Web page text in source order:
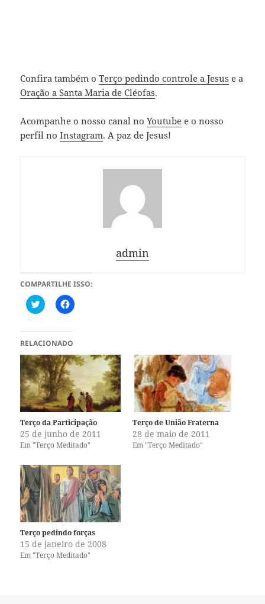
Confira também oTerço pedindo controle a Jesus e a
Oração a Santa Maria de Cléofas.
Acompanhe o nosso canal noYoutube e o nosso
perfil noInstagram. A paz de Jesus!
admin
COMPARTILHE ISSO:
C
l
u
e
p
a
r
a
c
o
m
p
a
r
t
i
l
h
r
n
o
T
w
t
t
e
r
(
a
b
C
l
u
e
p
a
r
c
o
m
p
a
t
i
l
h
r
n
o
F
a
c
b
o
o
k
(
a
RELACIONADO
Terço da Participação
25 de junho de 2011
Em "Terço Meditado"
Terço de União Fraterna
28 de maio de 2011
Em "Terço Meditado"
Terço pedindo forças
15 de janeiro de 2008
Em "Terço Meditado"